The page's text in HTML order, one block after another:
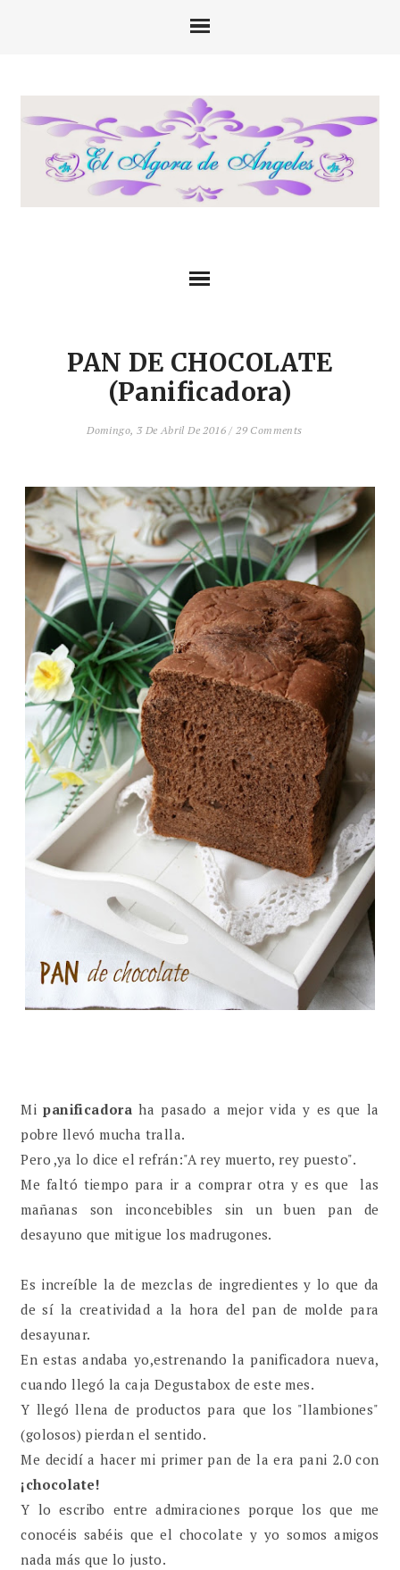
PAN DE CHOCOLATE
(Panificadora)
Domingo, 3 De Abril De 2016 / 29 Comments
Mipanificadora ha pasado a mejor vida y es que la
pobre llevó mucha tralla.
Pero ,ya lo dice el refrán:"A rey muerto, rey puesto".
Me faltó tiempo para ir a comprar otra y es que las
mañanas son inconcebibles sin un buen pan de
desayuno que mitigue los madrugones.
Es increíble la de mezclas de ingredientes y lo que da
de sí la creatividad a la hora del pan de molde para
desayunar.
En estas andaba yo,estrenando la panificadora nueva,
cuando llegó la caja Degustabox de este mes.
Y llegó llena de productos para que los "llambiones"
(golosos) pierdan el sentido.
Me decidí a hacer mi primer pan de la era pani 2.0 con
¡chocolate!
Y lo escribo entre admiraciones porque los que me
conocéis sabéis que el chocolate y yo somos amigos
nada más que lo justo.